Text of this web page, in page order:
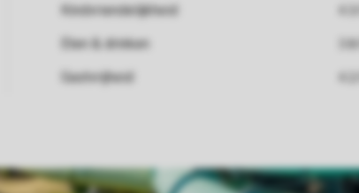
Rating from our guests
Kindvriendelijkheid
Eten & drinken
Gastvrijheid